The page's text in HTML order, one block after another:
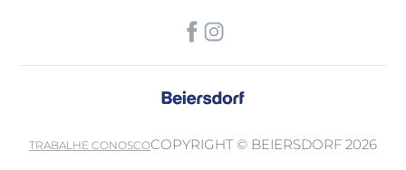
TRABALHE CONOSCOCOPYRIGHT © BEIERSDORF 2026